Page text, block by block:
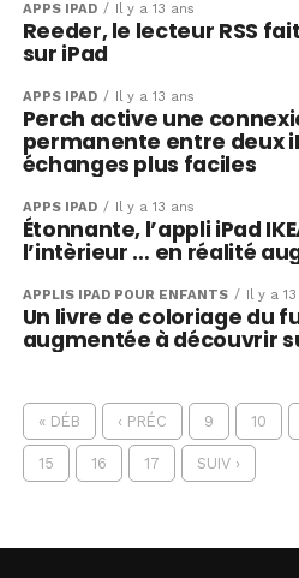
APPS IPAD Il y a 13 ans
Reeder, le lecteur RSS
sur iPad
APPS IPAD Il y a 13 ans
Perch active une
permanente entre deux
échanges plus faciles
APPS IPAD Il y a 13 ans
Étonnante, l’appli iPad
l’intèrieur … en réalité
APPLIS IPAD POUR ENFANTS Il y a
Un livre de coloriage du
augmentée à découvrir
« DÉB ‹ PRÉC 9 10
15 16 17 SUIV ›